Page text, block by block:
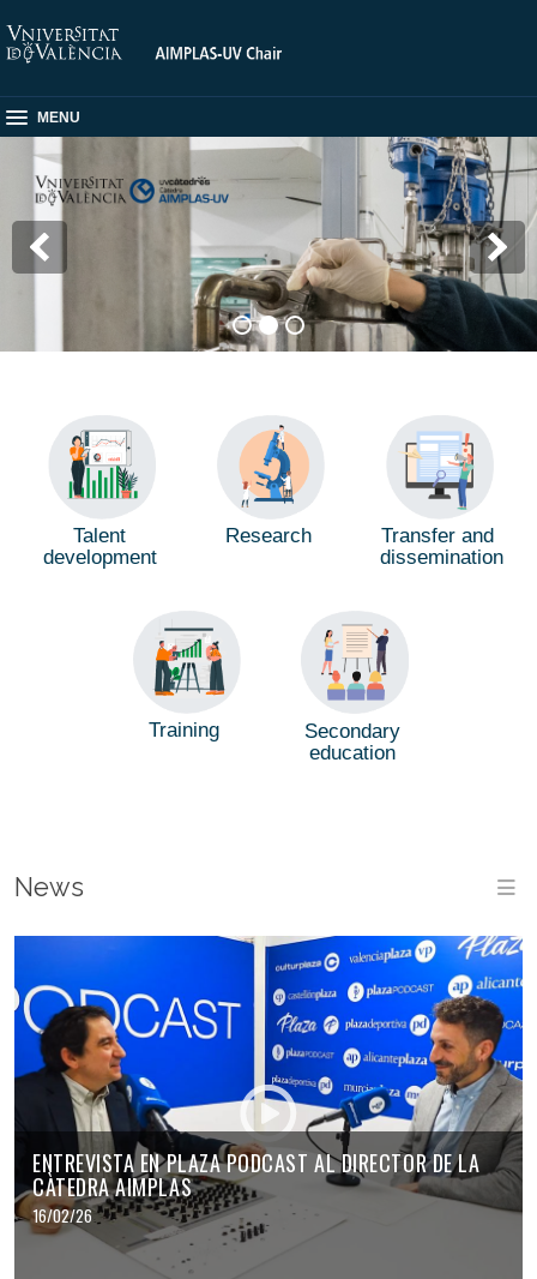
MENU
Talent
development
Research
Transfer and
dissemination
Training
Secondary
education
News
ENTREVISTA EN PLAZA PODCAST AL DIRECTOR DE LA
CÀTEDRA AIMPLAS
16/02/26